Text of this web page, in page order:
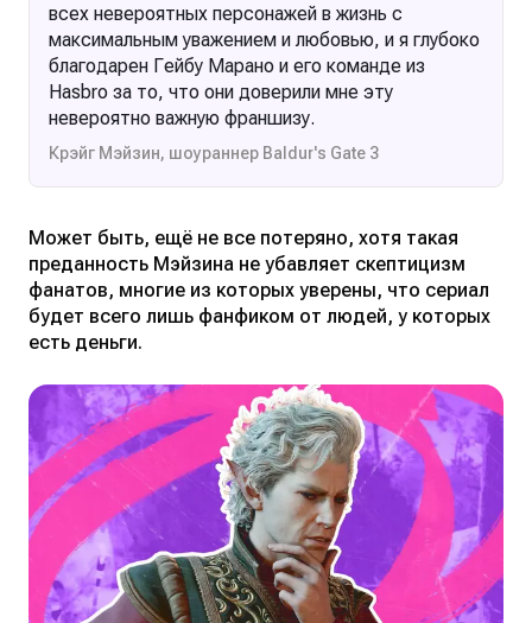
всех невероятных персонажей в жизнь с
максимальным уважением и любовью, и я глубоко
благодарен Гейбу Марано и его команде из
Hasbro за то, что они доверили мне эту
невероятно важную франшизу.
Крэйг Мэйзин, шоураннер Baldur's Gate 3
Может быть, ещё не все потеряно, хотя такая
преданность Мэйзина не убавляет скептицизм
фанатов, многие из которых уверены, что сериал
будет всего лишь фанфиком от людей, у которых
есть деньги.